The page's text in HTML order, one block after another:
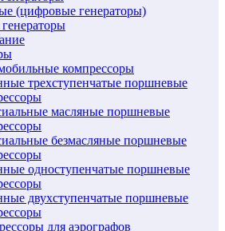
(цифровые генераторы)
компрессоры
трехступенчатые поршневые
масляные поршневые
безмасляные поршневые
одноступенчатые поршневые
двухступенчатые поршневые
для аэрографов